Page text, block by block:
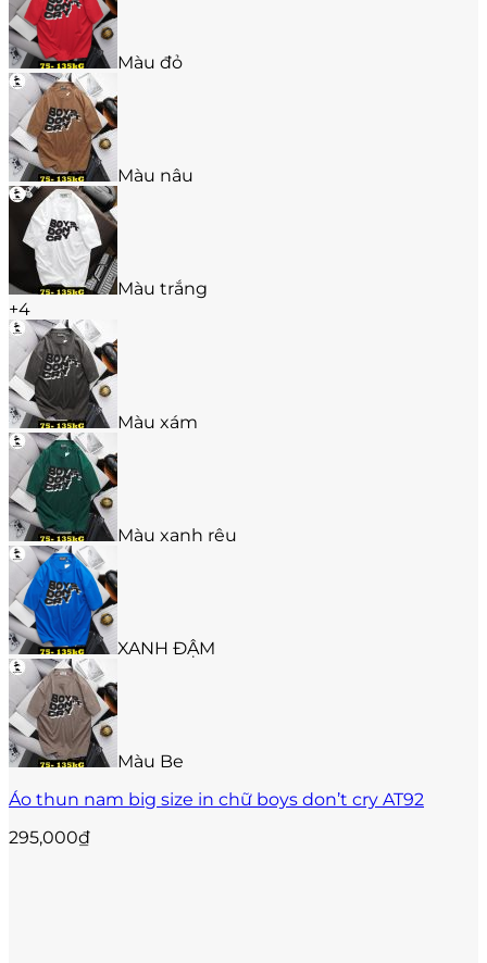
chọn
có
thể
được
chọn
trên
trang
sản
phẩm
Màu đỏ
Màu nâu
Màu trắng
+4
Màu xám
Màu xanh rêu
XANH ĐẬM
Màu Be
Áo thun nam big size in chữ boys don’t cry AT92
295,000₫